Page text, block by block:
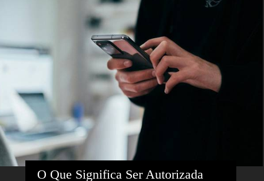
O Que Significa Ser Autorizada